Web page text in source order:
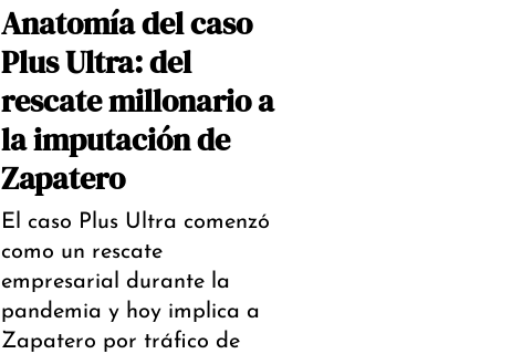
Anatomía del caso
Plus Ultra: del
rescate millonario a
la imputación de
Zapatero
El caso Plus Ultra comenzó
como un rescate
empresarial durante la
pandemia y hoy implica a
Zapatero por tráfico de